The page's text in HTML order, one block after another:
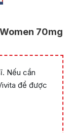
70mg
Nếu cần
để được